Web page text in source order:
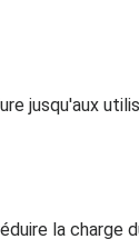
jusqu'aux
la charge